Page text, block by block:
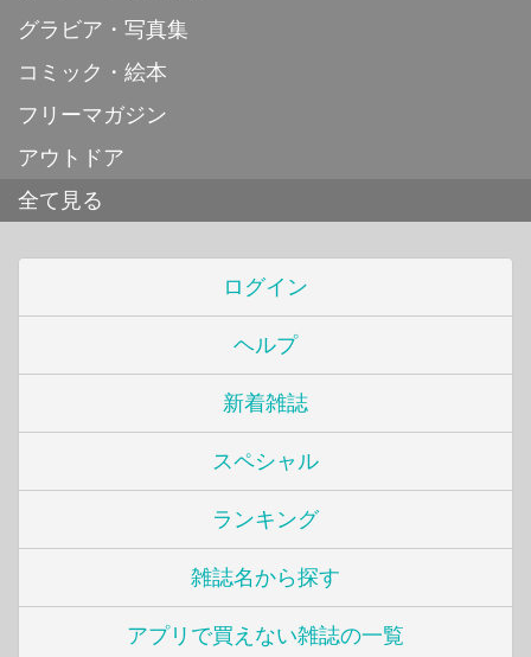
グラビア・写真集
コミック・絵本
フリーマガジン
アウトドア
全て見る
ログイン
ヘルプ
新着雑誌
スペシャル
ランキング
雑誌名から探す
アプリで買えない雑誌の一覧